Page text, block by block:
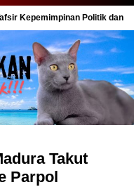
Politik dan
Takut
Parpol